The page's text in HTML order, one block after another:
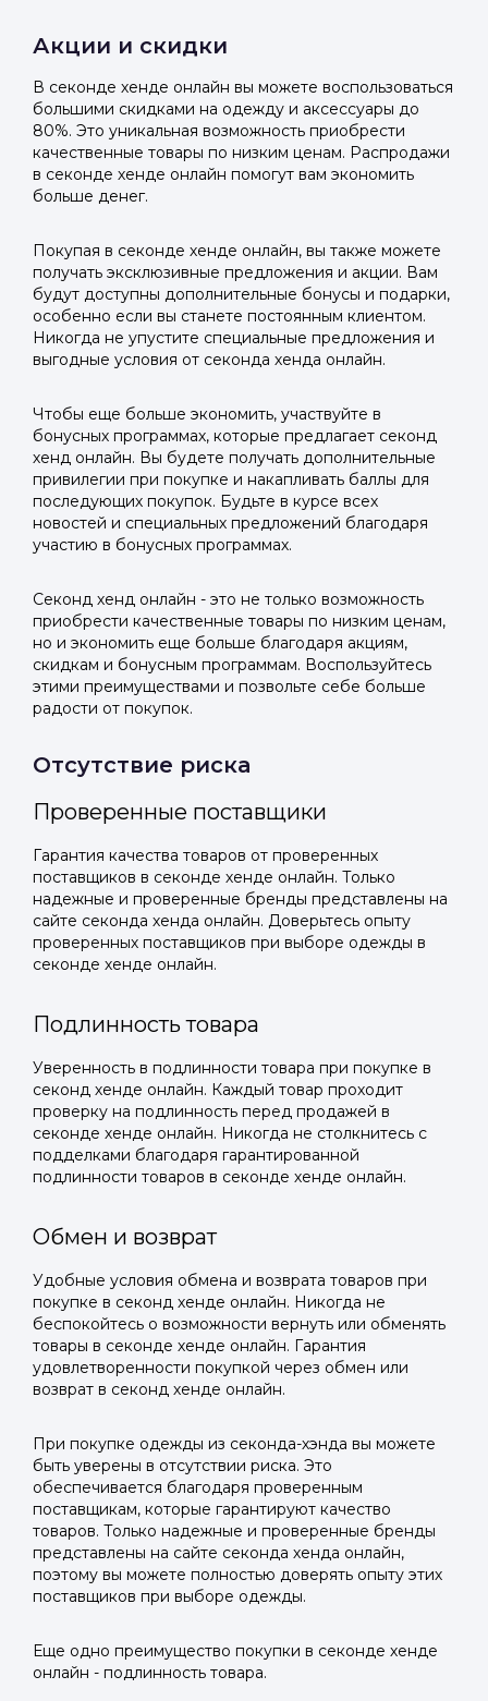
Акции и скидки
В секонде хенде онлайн вы можете воспользоваться
большими скидками на одежду и аксессуары до
80%. Это уникальная возможность приобрести
качественные товары по низким ценам. Распродажи
в секонде хенде онлайн помогут вам экономить
больше денег.
Покупая в секонде хенде онлайн, вы также можете
получать эксклюзивные предложения и акции. Вам
будут доступны дополнительные бонусы и подарки,
особенно если вы станете постоянным клиентом.
Никогда не упустите специальные предложения и
выгодные условия от секонда хенда онлайн.
Чтобы еще больше экономить, участвуйте в
бонусных программах, которые предлагает секонд
хенд онлайн. Вы будете получать дополнительные
привилегии при покупке и накапливать баллы для
последующих покупок. Будьте в курсе всех
новостей и специальных предложений благодаря
участию в бонусных программах.
Секонд хенд онлайн - это не только возможность
приобрести качественные товары по низким ценам,
но и экономить еще больше благодаря акциям,
скидкам и бонусным программам. Воспользуйтесь
этими преимуществами и позвольте себе больше
радости от покупок.
Отсутствие риска
Проверенные поставщики
Гарантия качества товаров от проверенных
поставщиков в секонде хенде онлайн. Только
надежные и проверенные бренды представлены на
сайте секонда хенда онлайн. Доверьтесь опыту
проверенных поставщиков при выборе одежды в
секонде хенде онлайн.
Подлинность товара
Уверенность в подлинности товара при покупке в
секонд хенде онлайн. Каждый товар проходит
проверку на подлинность перед продажей в
секонде хенде онлайн. Никогда не столкнитесь с
подделками благодаря гарантированной
подлинности товаров в секонде хенде онлайн.
Обмен и возврат
Удобные условия обмена и возврата товаров при
покупке в секонд хенде онлайн. Никогда не
беспокойтесь о возможности вернуть или обменять
товары в секонде хенде онлайн. Гарантия
удовлетворенности покупкой через обмен или
возврат в секонд хенде онлайн.
При покупке одежды из секонда-хэнда вы можете
быть уверены в отсутствии риска. Это
обеспечивается благодаря проверенным
поставщикам, которые гарантируют качество
товаров. Только надежные и проверенные бренды
представлены на сайте секонда хенда онлайн,
поэтому вы можете полностью доверять опыту этих
поставщиков при выборе одежды.
Еще одно преимущество покупки в секонде хенде
онлайн - подлинность товара.